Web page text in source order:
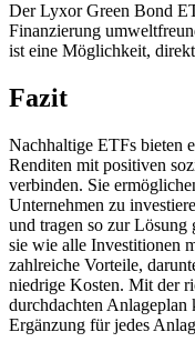
Der Lyxor Green Bond
Finanzierung
ist eine Möglichkeit,
Fazit
Nachhaltige ETFs bieten
Renditen mit positiven
verbinden. Sie
Unternehmen zu
und tragen so zur
sie wie alle Investitionen
zahlreiche Vorteile,
niedrige Kosten. Mit der
durchdachten
Ergänzung für jedes